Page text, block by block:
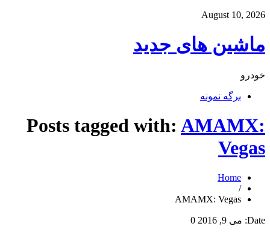
August 10, 2026
ماشین های جدید
خودرو
برگه نمونه
Posts tagged with: AMAMX:
Vegas
Home
/
AMAMX: Vegas
Date: می 9, 2016 0